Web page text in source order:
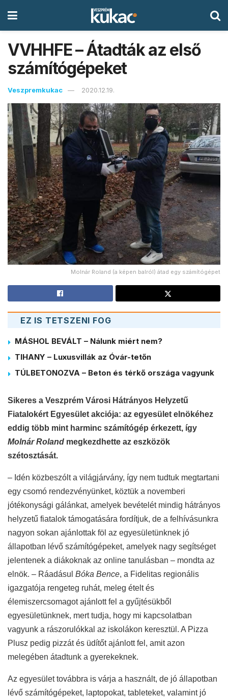
VVHHFE – Átadták az első
számítógépeket
Veszpremkukac 2020.12.19.
Molnár Roland (a képen balról) átad egy számítógépet
EZ IS TETSZENI FOG
MÁSHOL BEVÁLT – Nálunk miért nem?
TIHANY – Luxusvillák az Óvár-tetőn
TÚLBETONOZVA – Beton és térkő országa vagyunk
Sikeres a Veszprém Városi Hátrányos Helyzetű
Fiatalokért Egyesület akciója: az egyesület elnökéhez
eddig több mint harminc számítógép érkezett, így
Molnár Roland megkezdhette az eszközök
szétosztását.
– Idén közbeszólt a világjárvány, így nem tudtuk megtartani
egy csomó rendezvényünket, köztük a novemberi
jótékonysági gálánkat, amelyek bevételét mindig hátrányos
helyzetű fiatalok támogatására fordítjuk, de a felhívásunkra
nagyon sokan ajánlottak föl az egyesületünknek jó
állapotban lévő számítógépeket, amelyek nagy segítséget
jelentenek a diákoknak az online tanulásban – mondta az
elnök. – Ráadásul Bóka Bence, a Fidelitas regionális
igazgatója rengeteg ruhát, meleg ételt és
élemiszercsomagot ajánlott fel a gyűjtésükből
egyesületünknek, mert tudja, hogy mi kapcsolatban
vagyunk a rászorulókkal az iskolákon keresztül. A Pizza
Plusz pedig pizzát és üdítőt ajánlott fel, amit azon
melegében átadtunk a gyerekeknek.
Az egyesület továbbra is várja a használt, de jó állapotban
lévő számítógépeket, laptopokat, tableteket, valamint jó